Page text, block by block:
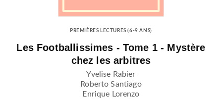
PREMIÈRES LECTURES (6-9 ANS)
Les Footballissimes - Tome 1 - Mystère
chez les arbitres
Yvelise Rabier
Roberto Santiago
Enrique Lorenzo